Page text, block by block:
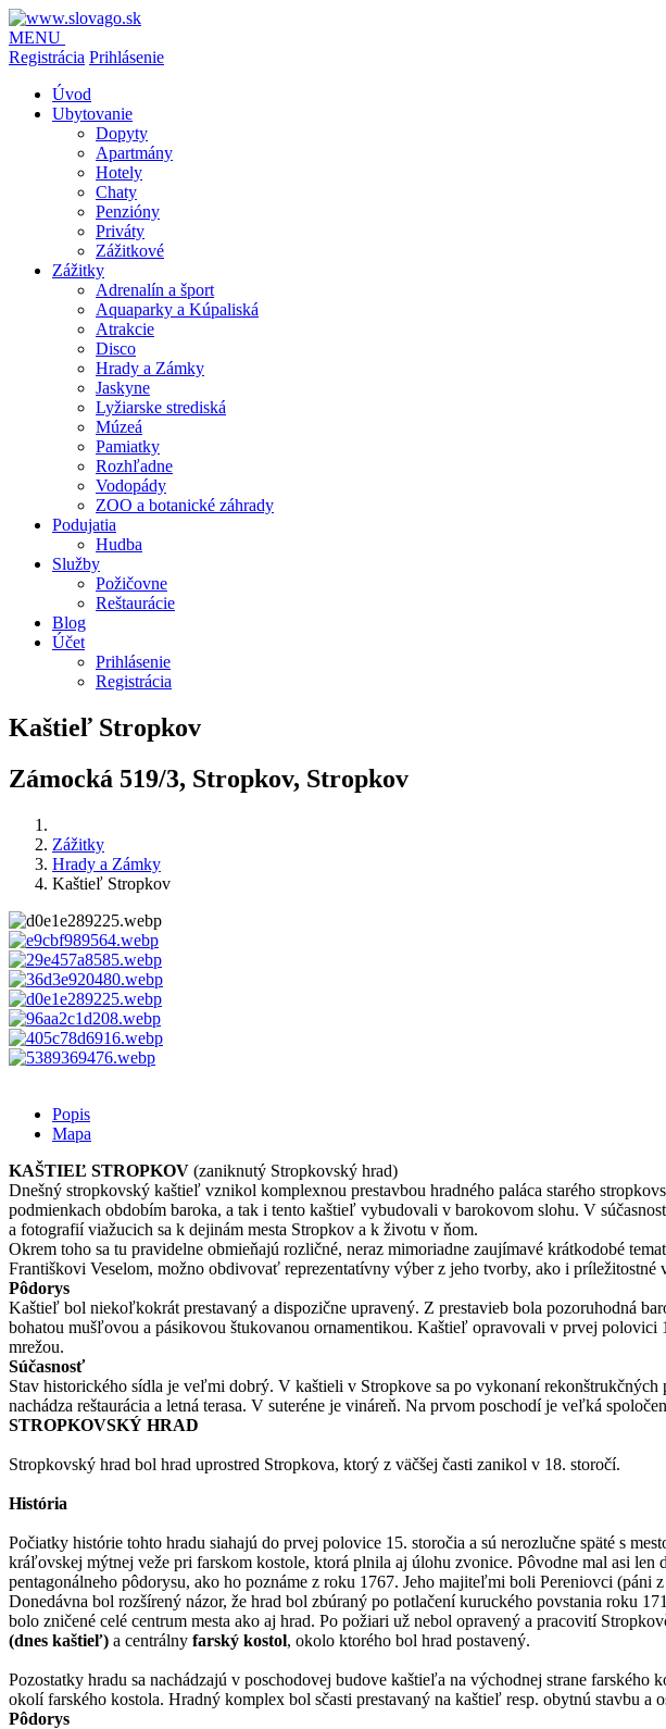
MENU
Registrácia Prihlásenie
Úvod
Ubytovanie
Dopyty
Apartmány
Hotely
Chaty
Penzióny
Priváty
Zážitkové
Zážitky
Adrenalín a šport
Aquaparky a Kúpaliská
Atrakcie
Disco
Hrady a Zámky
Jaskyne
Lyžiarske strediská
Múzeá
Pamiatky
Rozhľadne
Vodopády
ZOO a botanické záhrady
Podujatia
Hudba
Služby
Požičovne
Reštaurácie
Blog
Účet
Prihlásenie
Registrácia
Kaštieľ Stropkov
Zámocká 519/3, Stropkov, Stropkov
Zážitky
Hrady a Zámky
Kaštieľ Stropkov
Popis
Mapa
KAŠTIEĽ STROPKOV (zaniknutý Stropkovský hrad)
Dnešný stropkovský kaštieľ vznikol komplexnou prestavbou hradného paláca starého
podmienkach obdobím baroka, a tak i tento kaštieľ vybudovali v barokovom slohu. V
a fotografií viažucich sa k dejinám mesta Stropkov a k životu v ňom.
Okrem toho sa tu pravidelne obmieňajú rozličné, neraz mimoriadne zaujímavé krátkodobé
Františkovi Veselom, možno obdivovať reprezentatívny výber z jeho tvorby, ako i
Pôdorys
Kaštieľ bol niekoľkokrát prestavaný a dispozične upravený. Z prestavieb bola pozoruhodná
bohatou mušľovou a pásikovou štukovanou ornamentikou. Kaštieľ opravovali v prvej
mrežou.
Súčasnosť
Stav historického sídla je veľmi dobrý. V kaštieli v Stropkove sa po vykonaní rekonštrukčných
nachádza reštaurácia a letná terasa. V suteréne je vináreň. Na prvom poschodí je veľká
STROPKOVSKÝ HRAD
Stropkovský hrad bol hrad uprostred Stropkova, ktorý z väčšej časti zanikol v 18. storočí.
História
Počiatky histórie tohto hradu siahajú do prvej polovice 15. storočia a sú nerozlučne späté s
kráľovskej mýtnej veže pri farskom kostole, ktorá plnila aj úlohu zvonice. Pôvodne mal asi
pentagonálneho pôdorysu, ako ho poznáme z roku 1767. Jeho majiteľmi boli Pereniovci (páni
Donedávna bol rozšírený názor, že hrad bol zbúraný po potlačení kuruckého povstania roku
bolo zničené celé centrum mesta ako aj hrad. Po požiari už nebol opravený a pracovití
(dnes kaštieľ) a centrálny farský kostol, okolo ktorého bol hrad postavený.
Pozostatky hradu sa nachádzajú v poschodovej budove kaštieľa na východnej strane
okolí farského kostola. Hradný komplex bol sčasti prestavaný na kaštieľ resp. obytnú stavbu
Pôdorys